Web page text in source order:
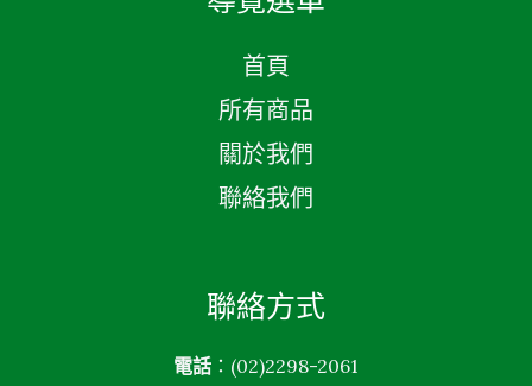
首頁
所有商品
關於我們
聯絡我們
聯絡方式
電話 ：(02)2298-2061